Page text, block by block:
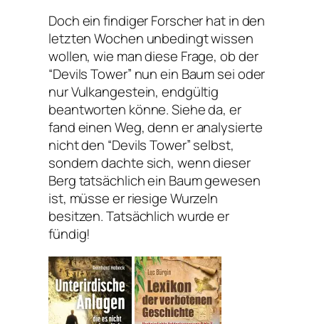
Doch ein findiger Forscher hat in den
letzten Wochen unbedingt wissen
wollen, wie man diese Frage, ob der
“Devils Tower” nun ein Baum sei oder
nur Vulkangestein, endgültig
beantworten könne. Siehe da, er
fand einen Weg, denn er analysierte
nicht den “Devils Tower” selbst,
sondern dachte sich, wenn dieser
Berg tatsächlich ein Baum gewesen
ist, müsse er riesige Wurzeln
besitzen. Tatsächlich wurde er
fündig!